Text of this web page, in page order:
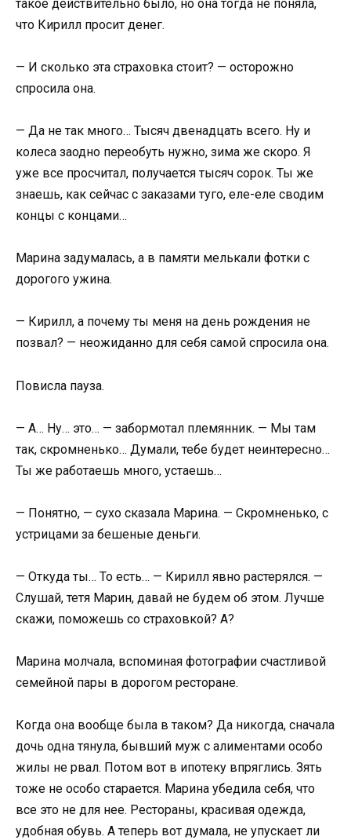
такое действительно было, но она тогда не поняла,
что Кирилл просит денег.
— И сколько эта страховка стоит? — осторожно
спросила она.
— Да не так много… Тысяч двенадцать всего. Ну и
колеса заодно переобуть нужно, зима же скоро. Я
уже все просчитал, получается тысяч сорок. Ты же
знаешь, как сейчас с заказами туго, еле-еле сводим
концы с концами…
Марина задумалась, а в памяти мелькали фотки с
дорогого ужина.
— Кирилл, а почему ты меня на день рождения не
позвал? — неожиданно для себя самой спросила она.
Повисла пауза.
— А… Ну… это… — забормотал племянник. — Мы там
так, скромненько… Думали, тебе будет неинтересно…
Ты же работаешь много, устаешь…
— Понятно, — сухо сказала Марина. — Скромненько, с
устрицами за бешеные деньги.
— Откуда ты… То есть… — Кирилл явно растерялся. —
Слушай, тетя Марин, давай не будем об этом. Лучше
скажи, поможешь со страховкой? А?
Марина молчала, вспоминая фотографии счастливой
семейной пары в дорогом ресторане.
Когда она вообще была в таком? Да никогда, сначала
дочь одна тянула, бывший муж с алиментами особо
жилы не рвал. Потом вот в ипотеку впряглись. Зять
тоже не особо старается. Марина убедила себя, что
все это не для нее. Рестораны, красивая одежда,
удобная обувь. А теперь вот думала, не упускает ли